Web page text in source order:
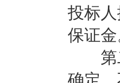
投标
保证
第二